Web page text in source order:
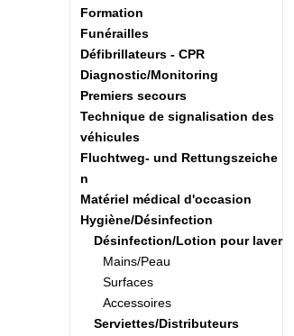
Formation
Funérailles
Défibrillateurs - CPR
Diagnostic/Monitoring
Premiers secours
Technique de signalisation des
véhicules
Fluchtweg- und Rettungszeiche
n
Matériel médical d'occasion
Hygiène/Désinfection
Désinfection/Lotion pour laver
Mains/Peau
Surfaces
Accessoires
Serviettes/Distributeurs